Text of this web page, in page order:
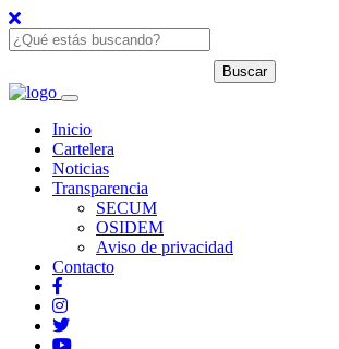
Inicio
Cartelera
Noticias
Transparencia
SECUM
OSIDEM
Aviso de privacidad
Contacto